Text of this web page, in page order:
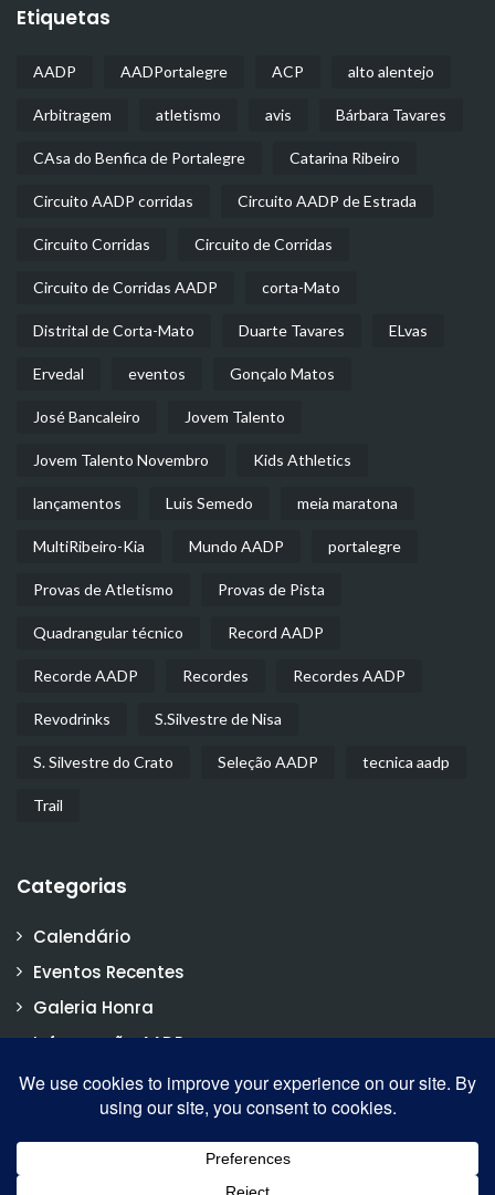
Etiquetas
AADP AADPortalegre ACP alto alentejo
Arbitragem atletismo avis Bárbara Tavares
CAsa do Benfica de Portalegre Catarina Ribeiro
Circuito AADP corridas Circuito AADP de Estrada
Circuito Corridas Circuito de Corridas
Circuito de Corridas AADP corta-Mato
Distrital de Corta-Mato Duarte Tavares ELvas
Ervedal eventos Gonçalo Matos
José Bancaleiro Jovem Talento
Jovem Talento Novembro Kids Athletics
lançamentos Luis Semedo meia maratona
MultiRibeiro-Kia Mundo AADP portalegre
Provas de Atletismo Provas de Pista
Quadrangular técnico Record AADP
Recorde AADP Recordes Recordes AADP
Revodrinks S.Silvestre de Nisa
S. Silvestre do Crato Seleção AADP tecnica aadp
Trail
Categorias
Calendário
Eventos Recentes
Galeria Honra
Informação AADP
Notícias